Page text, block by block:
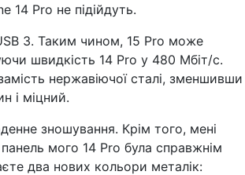
14 Pro не підійдуть.
3. Таким чином, 15 Pro може
швидкість 14 Pro у 480 Мбіт/с.
нержавіючої сталі, зменшивши
і міцний.
зношування. Крім того, мені
мого 14 Pro була справжнім
два нових кольори металік: